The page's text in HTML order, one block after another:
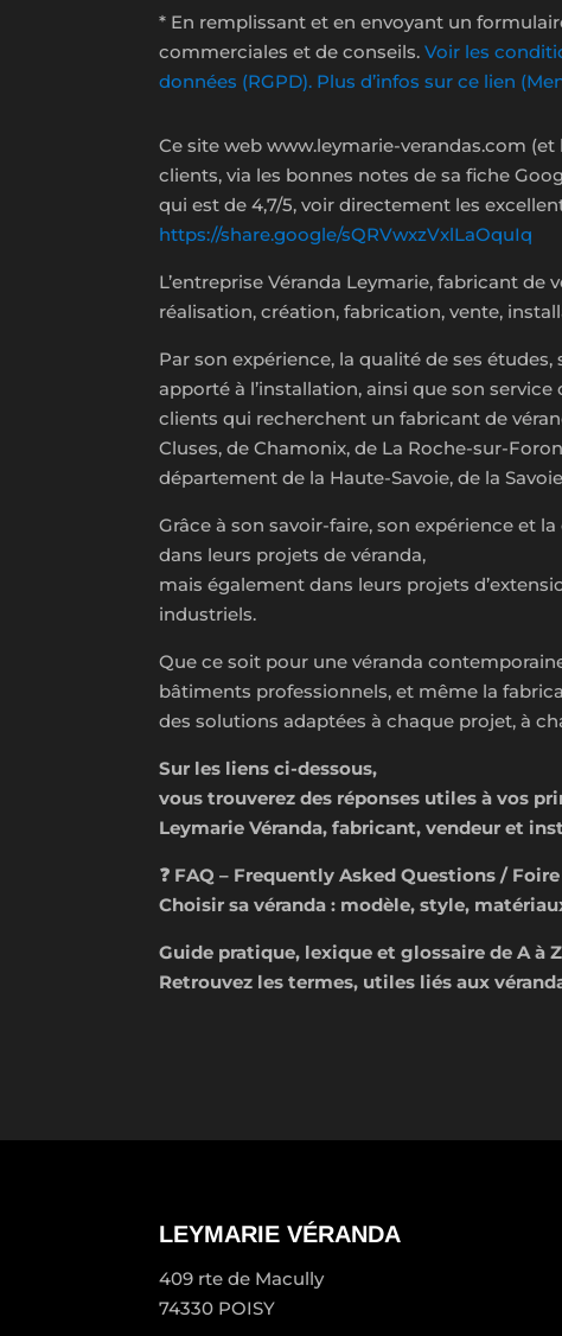
* En remplissant et en envoyant un
commerciales et de conseils.Voir les
données (RGPD). Plus d’infos sur ce lien
Ce site web www.leymarie-verandas.com
clients, via les bonnes notes de sa fiche
qui est de 4,7/5, voir directement les
https://share.google/sQRVwxzVxlLaOquIq
L’entreprise Véranda Leymarie, fabricant de
réalisation, création, fabrication, vente,
Par son expérience, la qualité de ses
apporté à l’installation, ainsi que son
clients qui recherchent un fabricant de
Cluses, de Chamonix, de La Roche-sur-
département de la Haute-Savoie, de la
Grâce à son savoir-faire, son expérience et
dans leurs projets de véranda,
mais également dans leurs projets
industriels.
Que ce soit pour une véranda
bâtiments professionnels, et même la
des solutions adaptées à chaque projet, à
Sur les liens ci-dessous,
vous trouverez des réponses utiles à vos
Leymarie Véranda, fabricant, vendeur et
❓ FAQ – Frequently Asked Questions /
Choisir sa véranda : modèle, style,
Guide pratique, lexique et glossaire de A à Z
Retrouvez les termes, utiles liés aux
LEYMARIE VÉRANDA
409 rte de Macully
74330 POISY